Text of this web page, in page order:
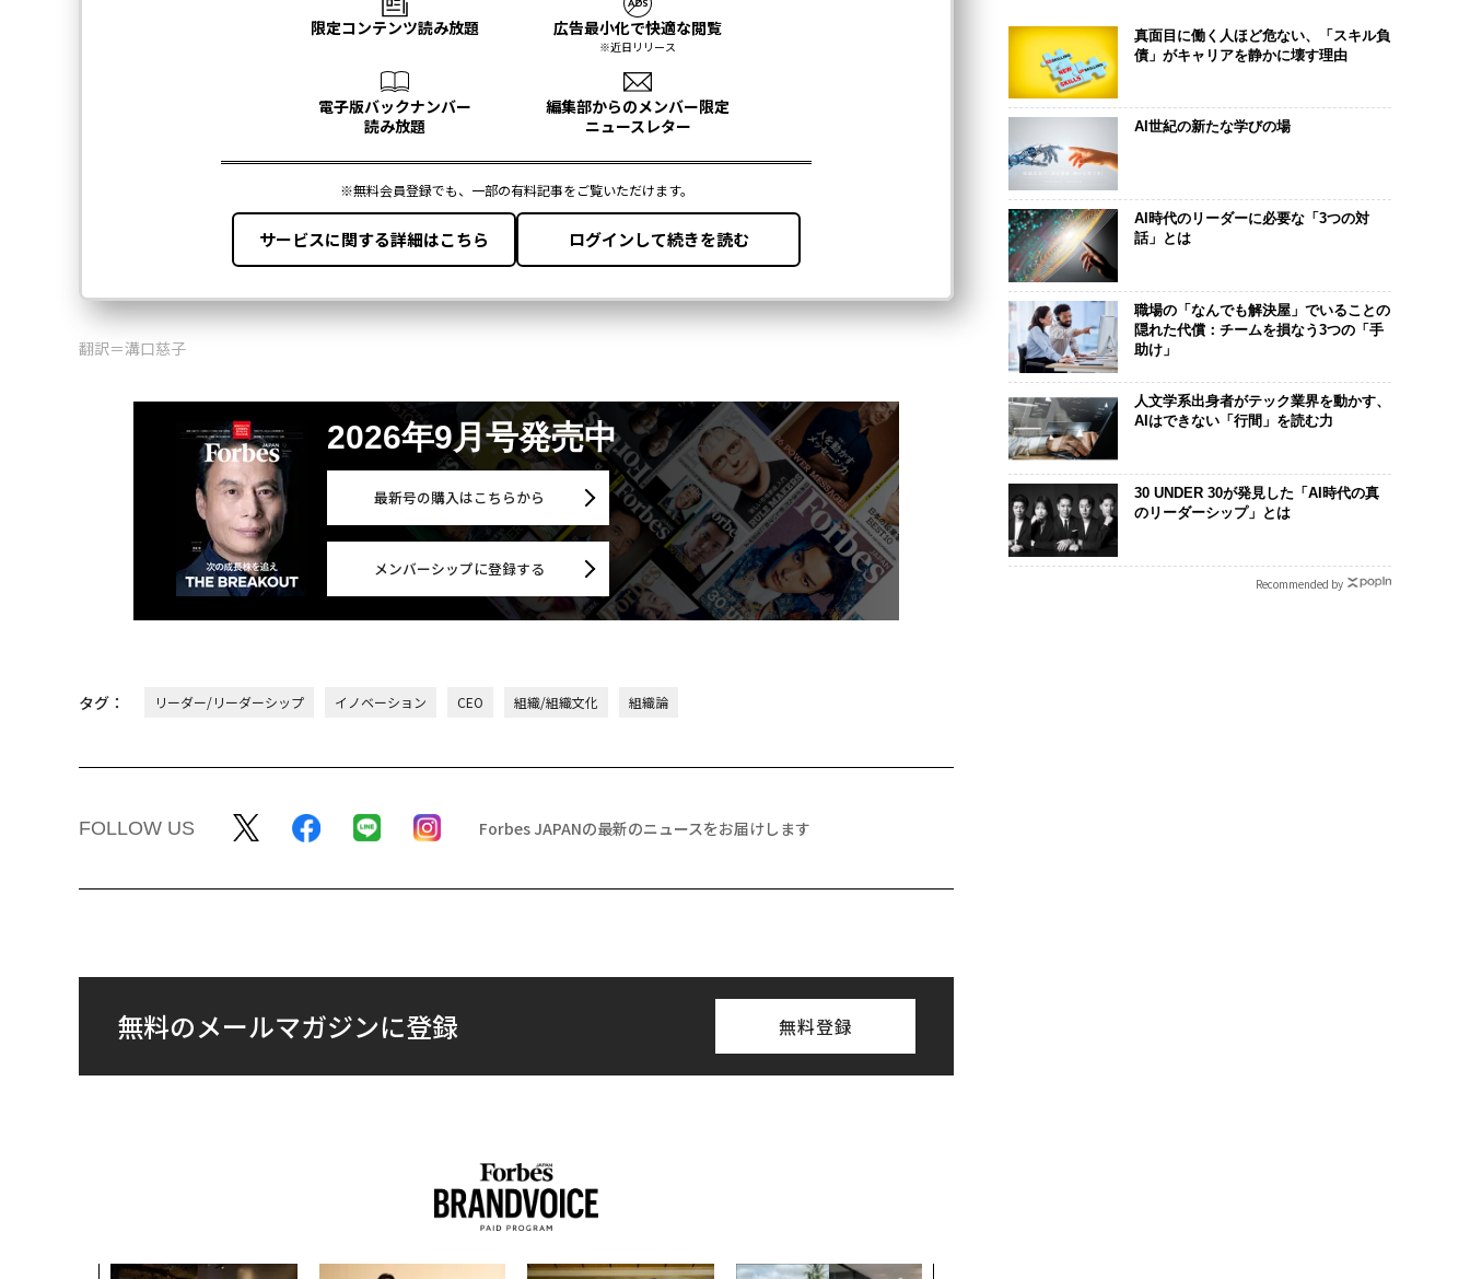
翻訳＝溝口慈子
2026年9月号発売中
最新号の購入はこちらから
メンバーシップに登録する
タグ： リーダー/リーダーシップ イノベーション CEO 組織/組織文化 組織論
FOLLOW US Forbes JAPANの最新のニュースをお届けします
無料のメールマガジンに登録 無料登録
真面目に働く人ほど危ない、「スキル負
債」がキャリアを静かに壊す理由
AI世紀の新たな学びの場
AI時代のリーダーに必要な「3つの対
話」とは
職場の「なんでも解決屋」でいることの
隠れた代償：チームを損なう3つの「手
助け」
人文学系出身者がテック業界を動かす、
AIはできない「行間」を読む力
30 UNDER 30が発見した「AI時代の真
のリーダーシップ」とは
Recommended by